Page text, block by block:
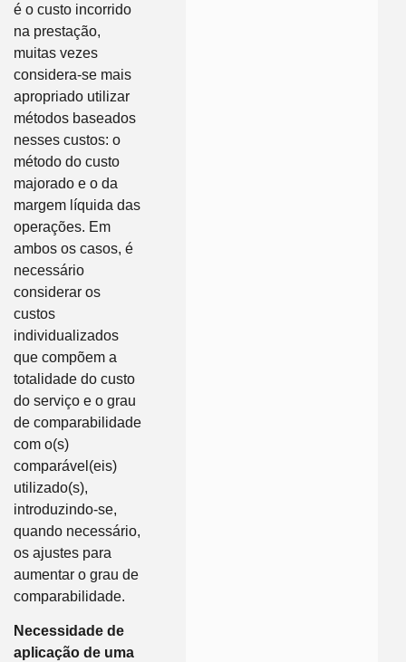
é o custo incorrido
na prestação,
muitas vezes
considera-se mais
apropriado utilizar
métodos baseados
nesses custos: o
método do custo
majorado e o da
margem líquida das
operações. Em
ambos os casos, é
necessário
considerar os
custos
individualizados
que compõem a
totalidade do custo
do serviço e o grau
de comparabilidade
com o(s)
comparável(eis)
utilizado(s),
introduzindo-se,
quando necessário,
os ajustes para
aumentar o grau de
comparabilidade.
Necessidade de
aplicação de uma